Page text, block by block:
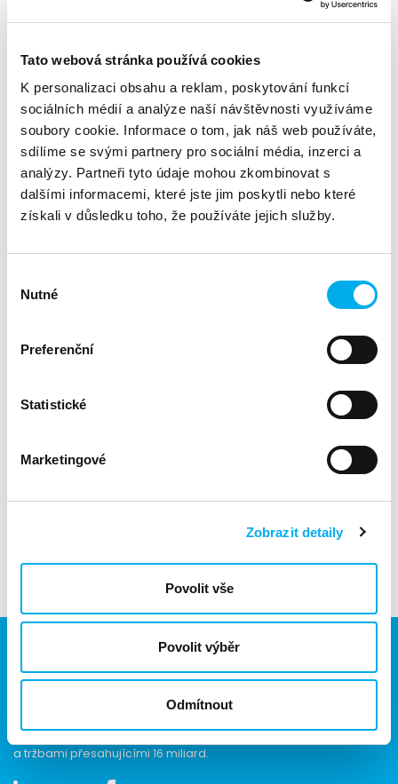
Tato webová stránka používá cookies
K personalizaci obsahu a reklam, poskytování funkcí
sociálních médií a analýze naší návštěvnosti využíváme
soubory cookie. Informace o tom, jak náš web používáte,
sdílíme se svými partnery pro sociální média, inzerci a
analýzy. Partneři tyto údaje mohou zkombinovat s
dalšími informacemi, které jste jim poskytli nebo které
získali v důsledku toho, že používáte jejich služby.
souhlasu
Nutné
Preferenční
Statistické
Marketingové
Zobrazit detaily
Povolit vše
Povolit výběr
Odmítnout
Úterý, 15. 10. 2024 - 08:30 - Úterý, 15. 10. 2024 13:00
Místo: ANECT, a. s. | Prime Office Building | Lomnického
INOVATIVNÍ PŘÍSTUP K TESTOVÁNÍ
KYBERNETICKÉ BEZPEČNOSTI
Vážení obchodní partneři,
ve spolupráci se společností ANECT a.s.bychom vás rádi
revolučnímu nástroji pro efektivní a důkladné testování
Během tohoto semináře budete mít příležitost seznámit se s
kritické nedostatky ve vaší infrastruktuře a zaměřit se na
cesty, které jsou zneužitelné útočníky.
Tým DNS & ANECT
Jsme součástí eD skupiny, ekosystému firem v oblasti IT,
a tržbami přesahujícími 16 miliard.